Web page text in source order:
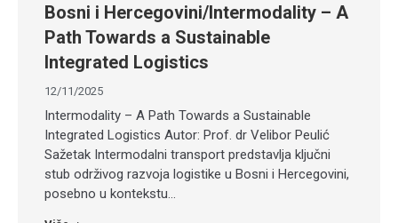
Bosni i Hercegovini/Intermodality – A
Path Towards a Sustainable
Integrated Logistics
12/11/2025
Intermodality – A Path Towards a Sustainable
Integrated Logistics Autor: Prof. dr Velibor Peulić
Sažetak Intermodalni transport predstavlja ključni
stub održivog razvoja logistike u Bosni i Hercegovini,
posebno u kontekstu…